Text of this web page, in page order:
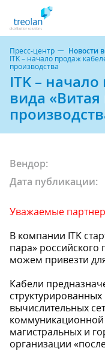
Пресс-центр Новости
ITK – начало продаж
производства
ITK –
вида «Витая
Вендор:
Дата публикации:
Уважаемые
В компании ITK
пара»
можем привезти
Кабели
вычислительных
коммуникационной
магистральных и
организации